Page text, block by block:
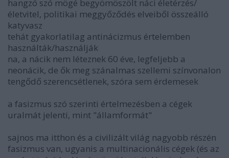
hangzó szó mögé begyömöszölt náci életérzés/
életvitel, politikai meggyőződés elveiből összeálló
katyvasz
tehát gyakorlatilag antinácizmus értelemben
használták/használják
na, a nácik nem léteznek 60 éve, legfeljebb a
neonácik, de ők meg szánalmas szellemi színvonalon
tengődő szerencsétlenek, szóra sem érdemesek
a fasizmus szó szerinti értelmezésben a cégek
uralmát jelenti, mint "államformát"
sajnos ma itthon és a civilizált világ nagyobb részén
fasizmus van, ugyanis a multinacionális cégek (és az